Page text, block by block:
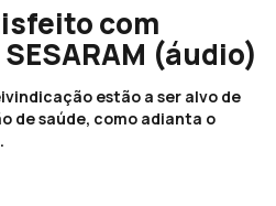
com
(áudio)
estão a ser alvo de
de saúde, como adianta o